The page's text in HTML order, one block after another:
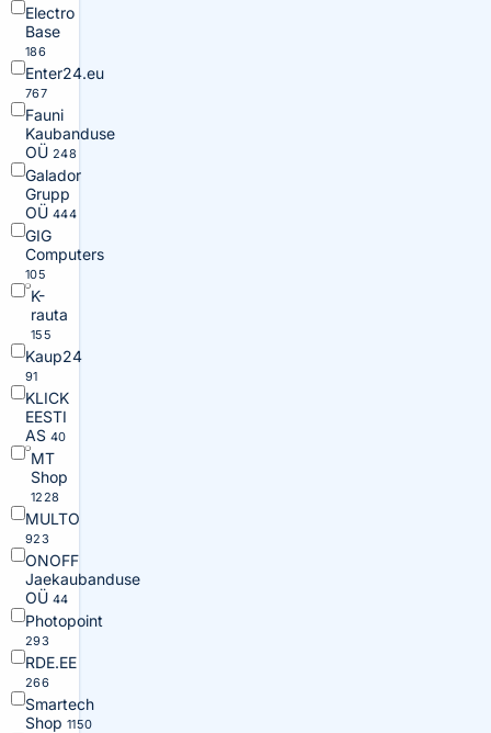
Electro
Base
186
Enter24.eu
767
Fauni
Kaubanduse
OÜ 248
Galador
Grupp
OÜ 444
GIG
Computers
105
K-
rauta
155
Kaup24
91
KLICK
EESTI
AS 40
MT
Shop
1228
MULTO
923
ONOFF
Jaekaubanduse
OÜ 44
Photopoint
293
RDE.EE
266
Smartech
Shop 1150